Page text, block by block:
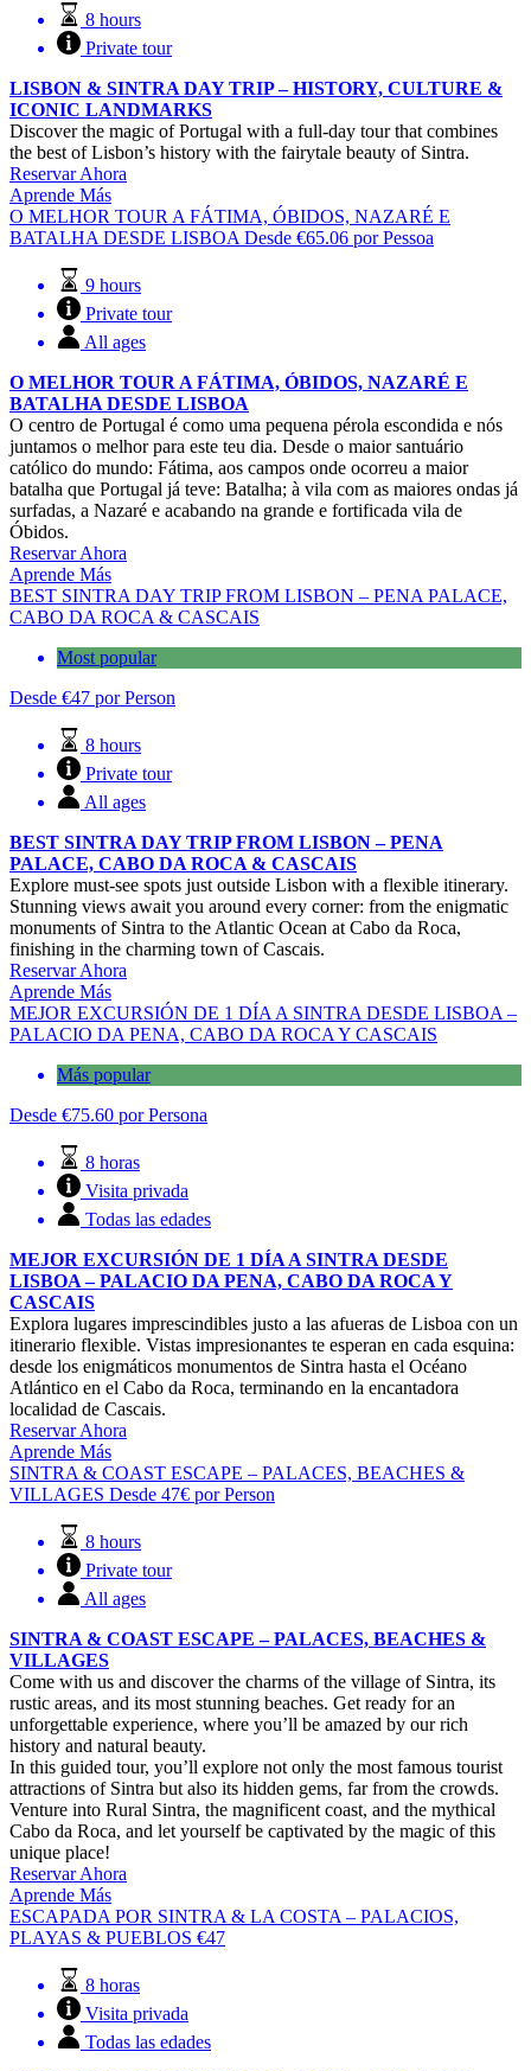
8 hours
Private tour
LISBON & SINTRA DAY TRIP – HISTORY, CULTURE &
ICONIC LANDMARKS
Discover the magic of Portugal with a full-day tour that combines
the best of Lisbon’s history with the fairytale beauty of Sintra.
Reservar Ahora
Aprende Más
O MELHOR TOUR A FÁTIMA, ÓBIDOS, NAZARÉ E
BATALHA DESDE LISBOA Desde €65.06 por Pessoa
9 hours
Private tour
All ages
O MELHOR TOUR A FÁTIMA, ÓBIDOS, NAZARÉ E
BATALHA DESDE LISBOA
O centro de Portugal é como uma pequena pérola escondida e nós
juntamos o melhor para este teu dia. Desde o maior santuário
católico do mundo: Fátima, aos campos onde ocorreu a maior
batalha que Portugal já teve: Batalha; à vila com as maiores ondas já
surfadas, a Nazaré e acabando na grande e fortificada vila de
Óbidos.
Reservar Ahora
Aprende Más
BEST SINTRA DAY TRIP FROM LISBON – PENA PALACE,
CABO DA ROCA & CASCAIS
Most popular
Desde €47 por Person
8 hours
Private tour
All ages
BEST SINTRA DAY TRIP FROM LISBON – PENA
PALACE, CABO DA ROCA & CASCAIS
Explore must-see spots just outside Lisbon with a flexible itinerary.
Stunning views await you around every corner: from the enigmatic
monuments of Sintra to the Atlantic Ocean at Cabo da Roca,
finishing in the charming town of Cascais.
Reservar Ahora
Aprende Más
MEJOR EXCURSIÓN DE 1 DÍA A SINTRA DESDE LISBOA –
PALACIO DA PENA, CABO DA ROCA Y CASCAIS
Más popular
Desde €75.60 por Persona
8 horas
Visita privada
Todas las edades
MEJOR EXCURSIÓN DE 1 DÍA A SINTRA DESDE
LISBOA – PALACIO DA PENA, CABO DA ROCA Y
CASCAIS
Explora lugares imprescindibles justo a las afueras de Lisboa con un
itinerario flexible. Vistas impresionantes te esperan en cada esquina:
desde los enigmáticos monumentos de Sintra hasta el Océano
Atlántico en el Cabo da Roca, terminando en la encantadora
localidad de Cascais.
Reservar Ahora
Aprende Más
SINTRA & COAST ESCAPE – PALACES, BEACHES &
VILLAGES Desde 47€ por Person
8 hours
Private tour
All ages
SINTRA & COAST ESCAPE – PALACES, BEACHES &
VILLAGES
Come with us and discover the charms of the village of Sintra, its
rustic areas, and its most stunning beaches. Get ready for an
unforgettable experience, where you’ll be amazed by our rich
history and natural beauty.
In this guided tour, you’ll explore not only the most famous tourist
attractions of Sintra but also its hidden gems, far from the crowds.
Venture into Rural Sintra, the magnificent coast, and the mythical
Cabo da Roca, and let yourself be captivated by the magic of this
unique place!
Reservar Ahora
Aprende Más
ESCAPADA POR SINTRA & LA COSTA – PALACIOS,
PLAYAS & PUEBLOS €47
8 horas
Visita privada
Todas las edades